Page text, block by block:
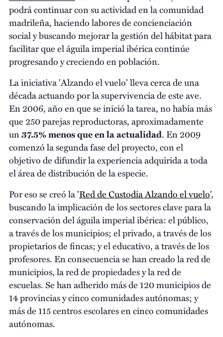
podrá continuar con su actividad en la comunidad
madrileña, haciendo labores de concienciación
social y buscando mejorar la gestión del hábitat para
facilitar que el águila imperial ibérica continúe
progresando y creciendo en población.
La iniciativa 'Alzando el vuelo' lleva cerca de una
década actuando por la supervivencia de este ave.
En 2006, año en que se inició la tarea, no había más
que 250 parejas reproductoras, aproximadamente
un37.5% menos que en la actualidad. En 2009
comenzó la segunda fase del proyecto, con el
objetivo de difundir la experiencia adquirida a toda
el área de distribución de la especie.
Por eso se creó la 'Red de Custodia Alzando el vuelo',
buscando la implicación de los sectores clave para la
conservación del águila imperial ibérica: el público,
a través de los municipios; el privado, a través de los
propietarios de fincas; y el educativo, a través de los
profesores. En consecuencia se han creado la red de
municipios, la red de propiedades y la red de
escuelas. Se han adherido más de 120 municipios de
14 provincias y cinco comunidades autónomas; y
más de 115 centros escolares en cinco comunidades
autónomas.